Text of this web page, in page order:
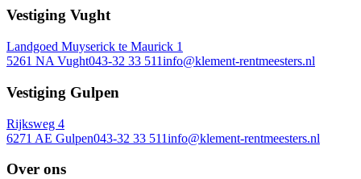
Vestiging Vught
Landgoed Muyserick te Maurick 1
5261 NA Vught043-32 33 511info@klement-rentmeesters.nl
Vestiging Gulpen
Rijksweg 4
6271 AE Gulpen043-32 33 511info@klement-rentmeesters.nl
Over ons